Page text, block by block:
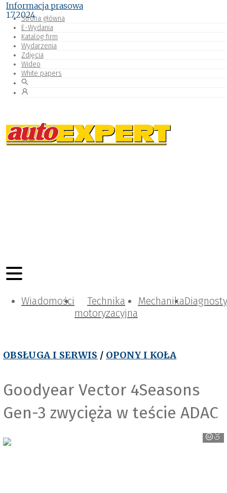
Strona główna
E-Wydania
Katalog firm
Wydarzenia
Zdjęcia
Wideo
White papers
Wiadomości
Technika
motoryzacyjna
Mechanika
OBSŁUGA I SERWIS / OPONY I KOŁA
Goodyear Vector 4Seasons
Gen-3 zwycięża w teście ADAC
Goodyear
Informacja prasowa
1.7.2024